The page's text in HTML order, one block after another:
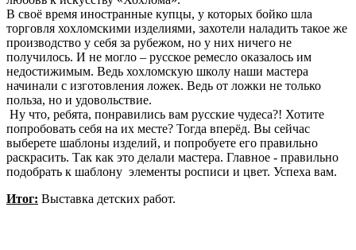
В своё время иностранные купцы, у которых бойко шла
торговля хохломскими изделиями, захотели наладить такое же
производство у себя за рубежом, но у них ничего не
получилось. И не могло – русское ремесло оказалось им
недостижимым. Ведь хохломскую школу наши мастера
начинали с изготовления ложек. Ведь от ложки не только
польза, но и удовольствие.
Ну что, ребята, понравились вам русские чудеса?! Хотите
попробовать себя на их месте? Тогда вперёд. Вы сейчас
выберете шаблоны изделий, и попробуете его правильно
раскрасить. Так как это делали мастера. Главное - правильно
подобрать к шаблону элементы росписи и цвет. Успеха вам.
Итог: Выставка детских работ.